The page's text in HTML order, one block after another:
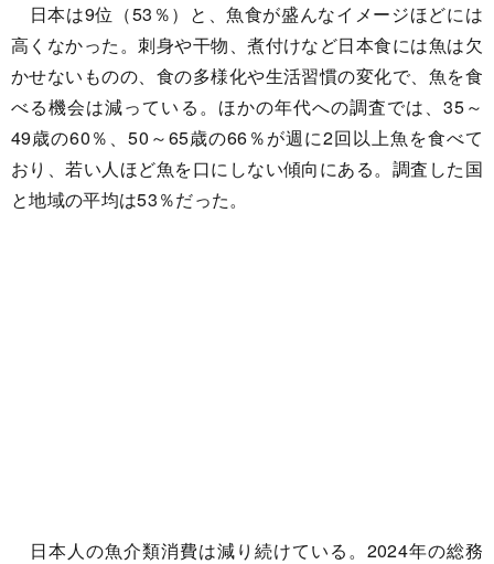
日本は9位（53％）と、魚食が盛んなイメージほどには
高くなかった。刺身や干物、煮付けなど日本食には魚は欠
かせないものの、食の多様化や生活習慣の変化で、魚を食
べる機会は減っている。ほかの年代への調査では、35～
49歳の60％、50～65歳の66％が週に2回以上魚を食べて
おり、若い人ほど魚を口にしない傾向にある。調査した国
と地域の平均は53％だった。
日本人の魚介類消費は減り続けている。2024年の総務